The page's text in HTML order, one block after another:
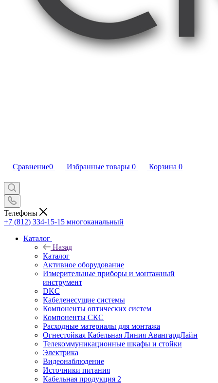
Сравнение0 Избранные товары 0 Корзина 0
Телефоны
+7 (812) 334-15-15 многоканальный
Каталог
Назад
Каталог
Активное оборудование
Измерительные приборы и монтажный
инструмент
DKC
Кабеленесущие системы
Компоненты оптических систем
Компоненты СКС
Расходные материалы для монтажа
Огнестойкая Кабельная Линия АвангардЛайн
Телекоммуникационные шкафы и стойки
Электрика
Видеонаблюдение
Источники питания
Кабельная продукция 2